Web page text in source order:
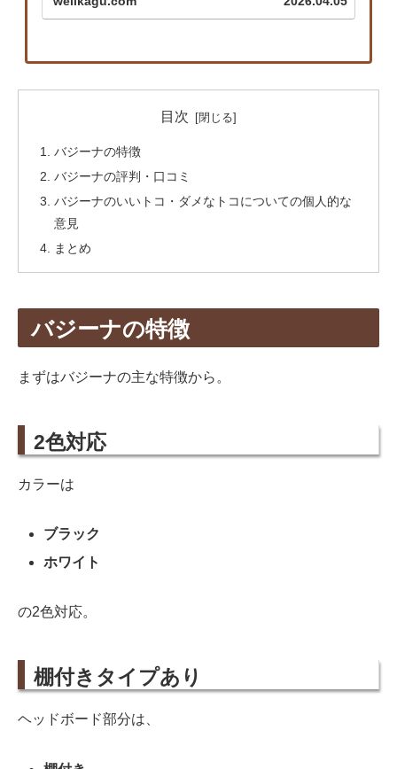
目次
バジーナの特徴
バジーナの評判・口コミ
バジーナのいいトコ・ダメなトコについての個人的な
意見
まとめ
バジーナの特徴
まずはバジーナの主な特徴から。
2色対応
カラーは
ブラック
ホワイト
の2色対応。
棚付きタイプあり
ヘッドボード部分は、